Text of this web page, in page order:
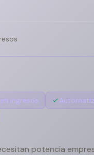
ingresos
potencia